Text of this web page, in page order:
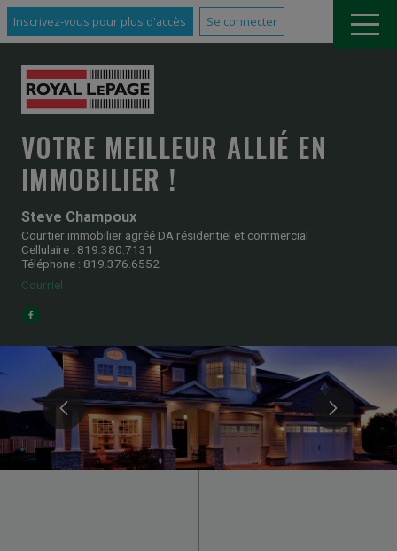
Inscrivez-vous pour plus d'accès Se connecter
Steve Champoux
Courtier immobilier agréé DA résidentiel et commercial
Cellulaire : 819.380.7131
Téléphone : 819.376.6552
Courriel
VOTRE MEILLEUR ALLIÉ EN
IMMOBILIER !